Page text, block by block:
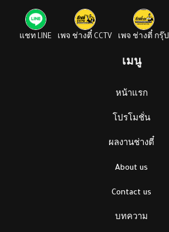
แชท LINE เพจ ช่างตี๋ CCTV เพจ ช่างตี๋ กรุ๊ป
เมนู
หน้าแรก
โปรโมชั่น
ผลงานช่างตี๋
About us
Contact us
บทความ